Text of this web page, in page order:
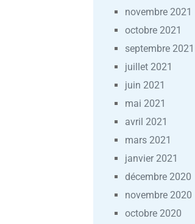
novembre 2021
octobre 2021
septembre 2021
juillet 2021
juin 2021
mai 2021
avril 2021
mars 2021
janvier 2021
décembre 2020
novembre 2020
octobre 2020